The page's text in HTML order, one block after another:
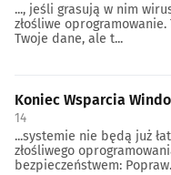
..., jeśli grasują w nim
złośliwe
Twoje dane, ale t...
Koniec Wsparcia
14
...systemie nie będą już
złośliwego
bezpieczeństwem: